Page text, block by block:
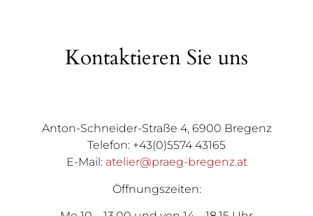
Kontaktieren Sie uns
Anton-Schneider-Straße 4, 6900 Bregenz
Telefon: +43(0)5574 43165
E-Mail: atelier@praeg-bregenz.at
Öffnungszeiten: